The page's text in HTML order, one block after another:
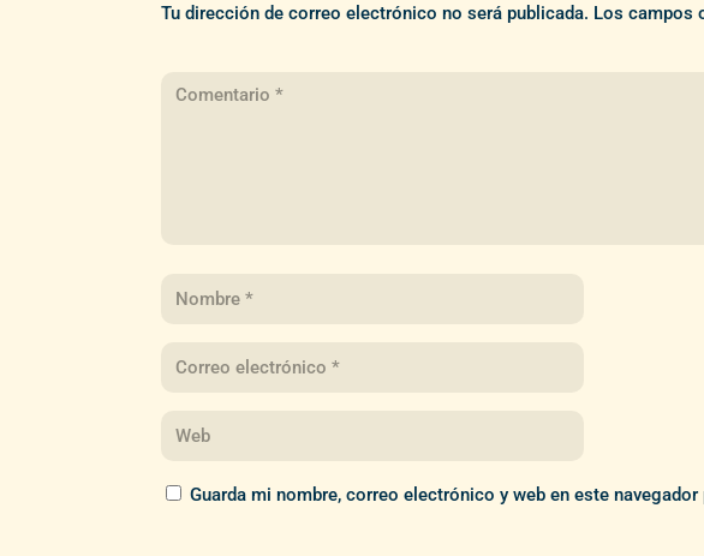
Tu dirección de correo electrónico no será publicada. Los campos
Guarda mi nombre, correo electrónico y web en este